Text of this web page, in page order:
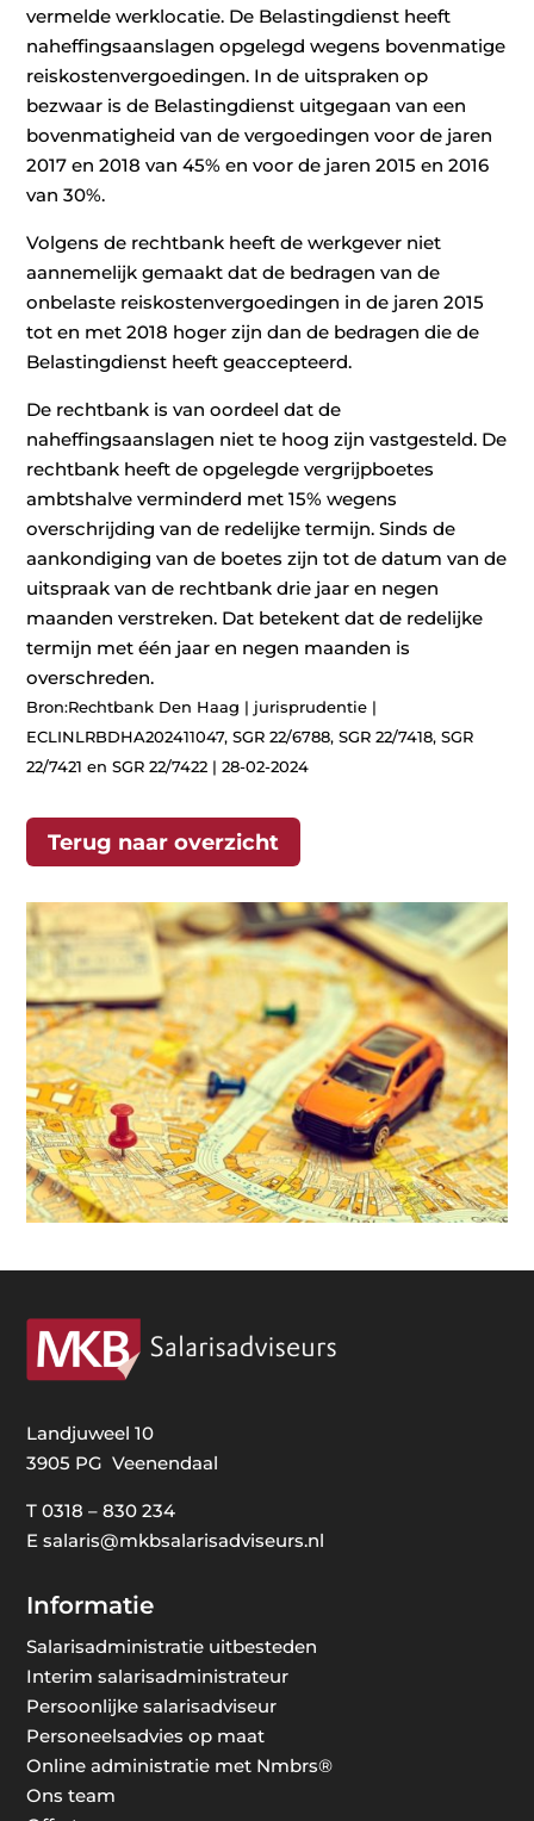
vermelde werklocatie. De Belastingdienst heeft
naheffingsaanslagen opgelegd wegens bovenmatige
reiskostenvergoedingen. In de uitspraken op
bezwaar is de Belastingdienst uitgegaan van een
bovenmatigheid van de vergoedingen voor de jaren
2017 en 2018 van 45% en voor de jaren 2015 en 2016
van 30%.
Volgens de rechtbank heeft de werkgever niet
aannemelijk gemaakt dat de bedragen van de
onbelaste reiskostenvergoedingen in de jaren 2015
tot en met 2018 hoger zijn dan de bedragen die de
Belastingdienst heeft geaccepteerd.
De rechtbank is van oordeel dat de
naheffingsaanslagen niet te hoog zijn vastgesteld. De
rechtbank heeft de opgelegde vergrijpboetes
ambtshalve verminderd met 15% wegens
overschrijding van de redelijke termijn. Sinds de
aankondiging van de boetes zijn tot de datum van de
uitspraak van de rechtbank drie jaar en negen
maanden verstreken. Dat betekent dat de redelijke
termijn met één jaar en negen maanden is
overschreden.
Bron:Rechtbank Den Haag | jurisprudentie |
ECLINLRBDHA202411047, SGR 22/6788, SGR 22/7418, SGR
22/7421 en SGR 22/7422 | 28-02-2024
Terug naar overzicht
Landjuweel 10
3905 PG Veenendaal
T0318 – 830 234
Esalaris@mkbsalarisadviseurs.nl
Informatie
Salarisadministratie uitbesteden
Interim salarisadministrateur
Persoonlijke salarisadviseur
Personeelsadvies op maat
Online administratie met Nmbrs®
Ons team